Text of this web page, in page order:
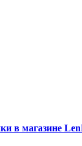
в магазине